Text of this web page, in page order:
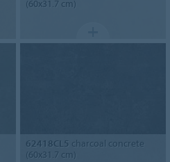
(60x31.7 cm)
62418CL5 charcoal concrete
(60x31.7 cm)